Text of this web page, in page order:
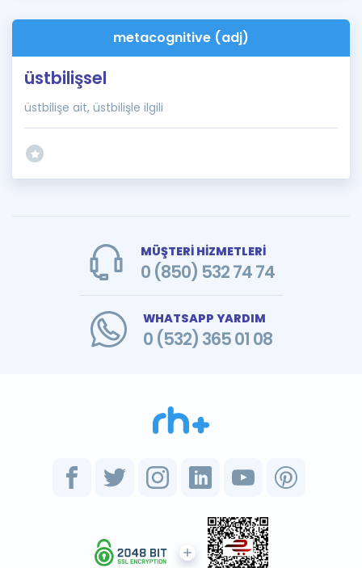
İngilizce Gramermetacognitive (adj)
üstbilişsel
üstbilişe ait, üstbilişle ilgili
MÜŞTERİ HİZMETLERİ
0 (850) 532 74 74
WHATSAPP YARDIM
0 (532) 365 01 08